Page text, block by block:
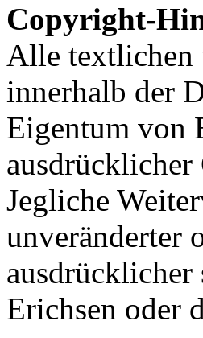
Copyright-
Alle textlichen
innerhalb der
Eigentum von
ausdrücklicher
Jegliche
unveränderter
Erichsen oder